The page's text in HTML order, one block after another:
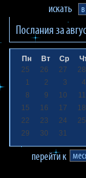
искать
Послания за
Пн Вт Ср
25
26 27 28
1
2 3 4
8
9 10 11
15
16 17 18
22
23 24 25
29
30 31
перейти к